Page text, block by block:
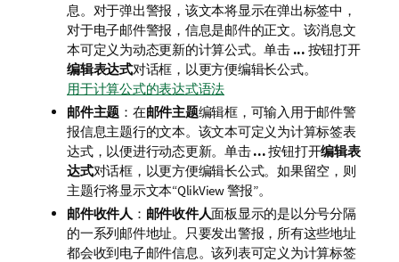
息。对于弹出警报，该文本将显示在弹出标签中，
对于电子邮件警报，信息是邮件的正文。该消息文
本可定义为动态更新的计算公式。单击 ... 按钮打开
编辑表达式对话框，以更方便编辑长公式。
用于计算公式的表达式语法
邮件主题 ：在邮件主题编辑框，可输入用于邮件警
报信息主题行的文本。该文本可定义为计算标签表
达式，以便进行动态更新。单击...按钮打开编辑表
达式对话框，以更方便编辑长公式。如果留空，则
主题行将显示文本“QlikView 警报”。
邮件收件人 ： 邮件收件人面板显示的是以分号分隔
的一系列邮件地址。只要发出警报，所有这些地址
都会收到电子邮件信息。该列表可定义为计算标签